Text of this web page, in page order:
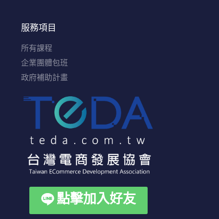
服務項目
所有課程
企業團體包班
政府補助計畫
點擊加入好友